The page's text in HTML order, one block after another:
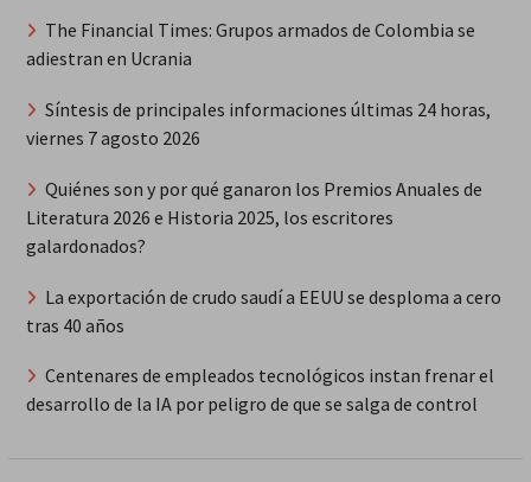
The Financial Times: Grupos armados de Colombia se
adiestran en Ucrania
Síntesis de principales informaciones últimas 24 horas,
viernes 7 agosto 2026
Quiénes son y por qué ganaron los Premios Anuales de
Literatura 2026 e Historia 2025, los escritores
galardonados?
La exportación de crudo saudí a EEUU se desploma a cero
tras 40 años
Centenares de empleados tecnológicos instan frenar el
desarrollo de la IA por peligro de que se salga de control